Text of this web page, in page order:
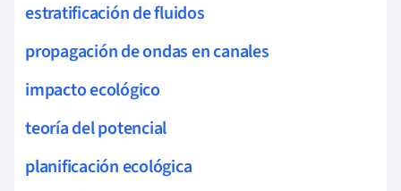
estratificación de fluidos
propagación de ondas en canales
impacto ecológico
teoría del potencial
planificación ecológica